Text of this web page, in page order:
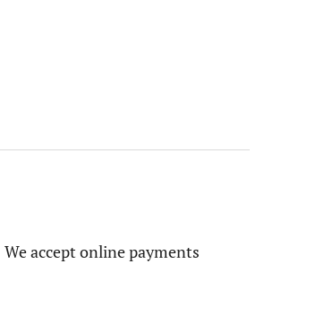
We accept online payments